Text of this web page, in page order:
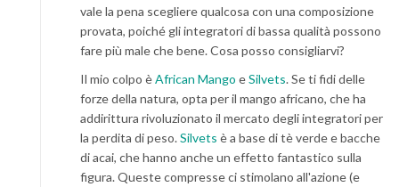
vale la pena scegliere qualcosa con una composizione
provata, poiché gli integratori di bassa qualità possono
fare più male che bene. Cosa posso consigliarvi?
Il mio colpo èAfrican Mango eSilvets. Se ti fidi delle
forze della natura, opta per il mango africano, che ha
addirittura rivoluzionato il mercato degli integratori per
la perdita di peso.Silvets è a base di tè verde e bacche
di acai, che hanno anche un effetto fantastico sulla
figura. Queste compresse ci stimolano all'azione (e